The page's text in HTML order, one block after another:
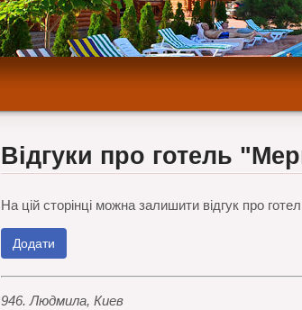
Відгуки про готель
На цій сторінці можна залишити відгук про
Додати
946. Людмила, Киев